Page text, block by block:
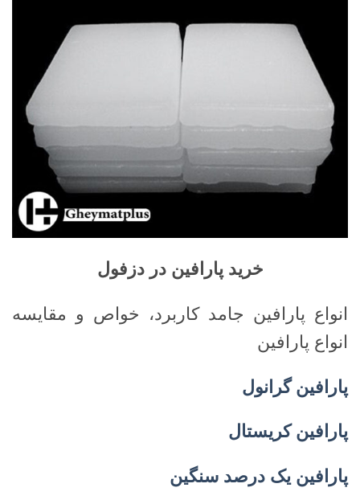
خرید پارافین در دزفول
انواع پارافین جامد کاربرد، خواص و مقایسه
انواع پارافین
پارافین گرانول
پارافین کریستال
پارافین یک درصد سنگین